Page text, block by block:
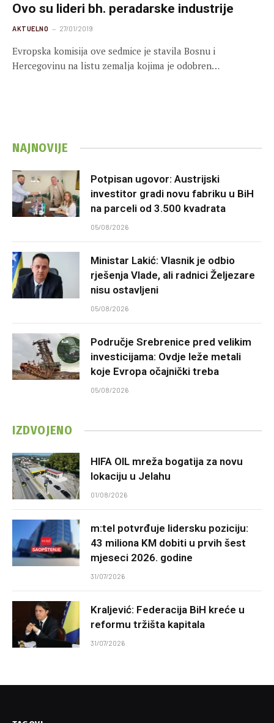
Ovo su lideri bh. peradarske industrije
AKTUELNO 27/01/2019
Evropska komisija ove sedmice je stavila Bosnu i
Hercegovinu na listu zemalja kojima je odobren…
NAJNOVIJE
Potpisan ugovor: Austrijski
investitor gradi novu fabriku u BiH
na parceli od 3.500 kvadrata
05/08/2026
Ministar Lakić: Vlasnik je odbio
rješenja Vlade, ali radnici Željezare
nisu ostavljeni
05/08/2026
Područje Srebrenice pred velikim
investicijama: Ovdje leže metali
koje Evropa očajnički treba
05/08/2026
IZDVOJENO
HIFA OIL mreža bogatija za novu
lokaciju u Jelahu
01/08/2026
m:tel potvrđuje lidersku poziciju:
43 miliona KM dobiti u prvih šest
mjeseci 2026. godine
31/07/2026
Kraljević: Federacija BiH kreće u
reformu tržišta kapitala
31/07/2026